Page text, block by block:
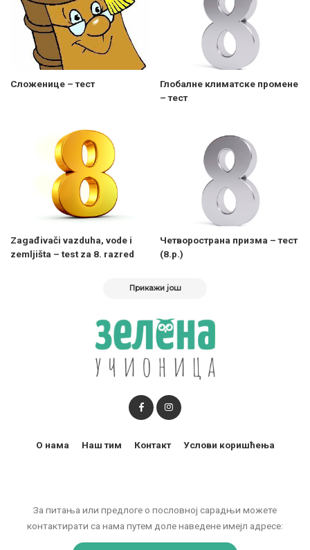
Сложенице – тест
Глобалне климатске промене
– тест
Zagađivači vazduha, vode i
zemljišta – test za 8. razred
Четворострана призма – тест
(8.р.)
Прикажи још
За питања или предлоге о пословној сарадњи можете
контактирати са нама путем доле наведене имејл адресе:
О нама Наш тим Контакт Услови коришћења